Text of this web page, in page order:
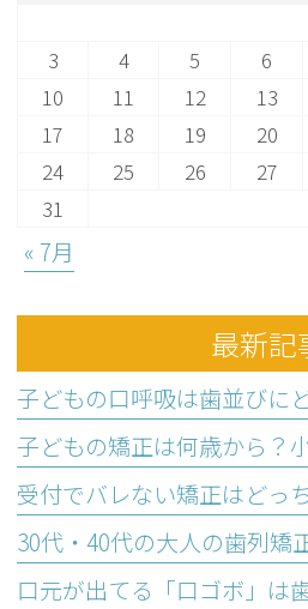
3
4 5 6
10
11 12 13
17
18 19 20
24
25 26 27
31
« 7月
最新記